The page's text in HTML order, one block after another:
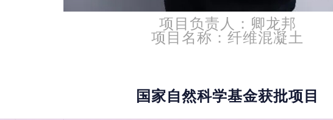
项目负责人：卿龙邦
项目名称：纤维混凝土
国家自然科学基金获批项目